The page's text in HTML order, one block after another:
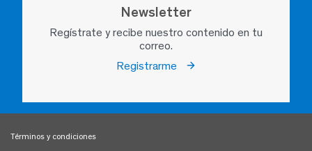
Newsletter
Regístrate y recibe nuestro contenido en tu
correo.
Registrarme
Términos y condiciones